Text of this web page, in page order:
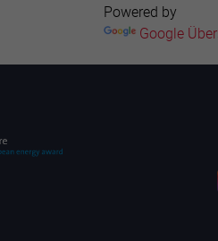
Powered by
Google